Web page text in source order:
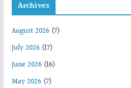
Archives
August 2026(7)
July 2026(17)
June 2026(16)
May 2026(7)